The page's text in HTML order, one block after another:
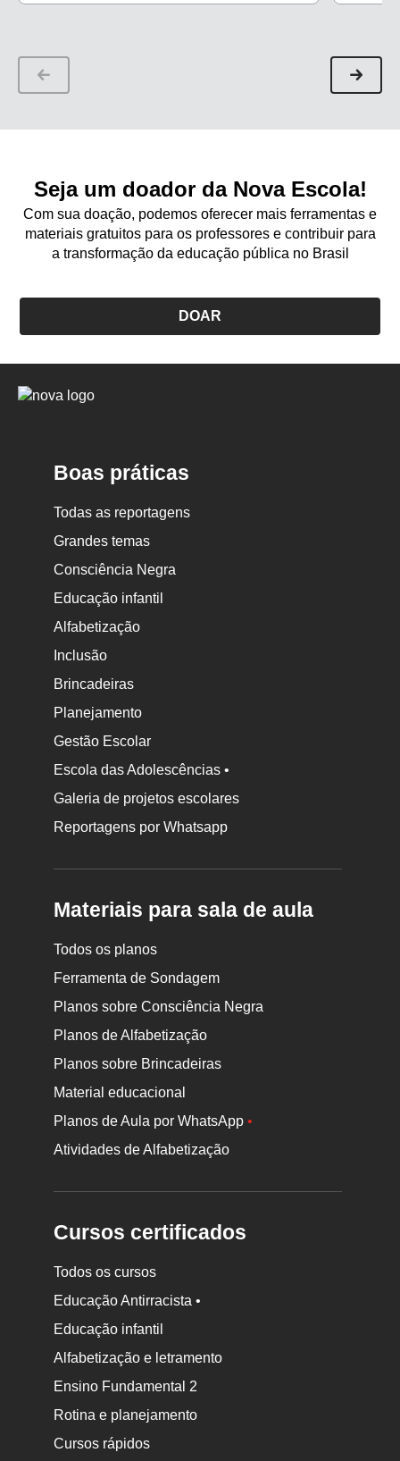
Seja um doador da Nova Escola!
Com sua doação, podemos oferecer mais ferramentas e
materiais gratuitos para os professores e contribuir para
a transformação da educação pública no Brasil
DOAR
Logo
Boas práticas
Todas as reportagens
Grandes temas
Consciência Negra
Educação infantil
Alfabetização
Inclusão
Brincadeiras
Planejamento
Gestão Escolar
Escola das Adolescências •
Galeria de projetos escolares
Reportagens por Whatsapp
Materiais para sala de aula
Todos os planos
Ferramenta de Sondagem
Planos sobre Consciência Negra
Planos de Alfabetização
Planos sobre Brincadeiras
Material educacional
Planos de Aula por WhatsApp•
Atividades de Alfabetização
Cursos certificados
Todos os cursos
Educação Antirracista •
Educação infantil
Alfabetização e letramento
Ensino Fundamental 2
Rotina e planejamento
Cursos rápidos